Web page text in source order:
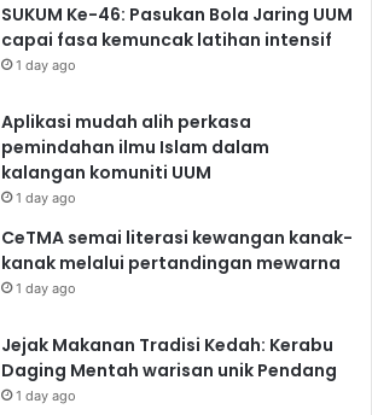
SUKUM Ke-46: Pasukan Bola Jaring UUM
capai fasa kemuncak latihan intensif
1 day ago
Aplikasi mudah alih perkasa
pemindahan ilmu Islam dalam
kalangan komuniti UUM
1 day ago
CeTMA semai literasi kewangan kanak-
kanak melalui pertandingan mewarna
1 day ago
Jejak Makanan Tradisi Kedah: Kerabu
Daging Mentah warisan unik Pendang
1 day ago